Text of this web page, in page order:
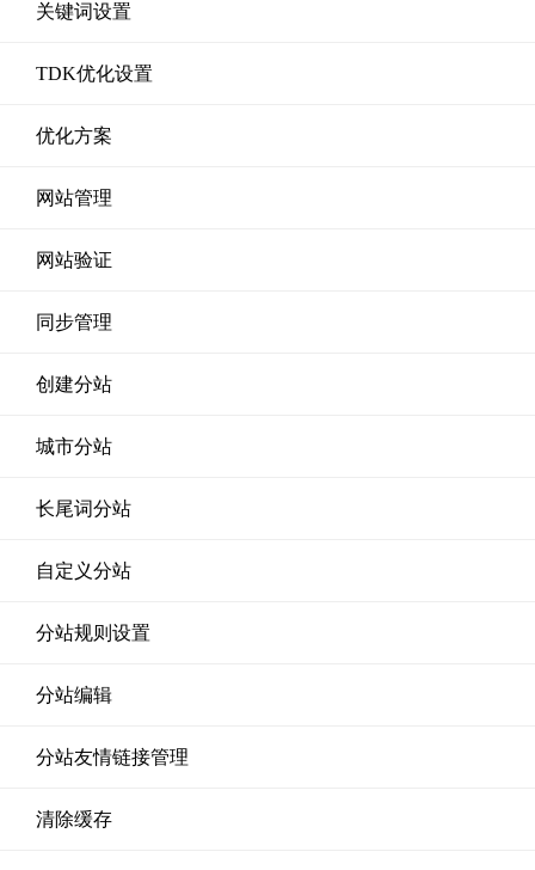
关键词设置
TDK优化设置
优化方案
网站管理
网站验证
同步管理
创建分站
城市分站
长尾词分站
自定义分站
分站规则设置
分站编辑
分站友情链接管理
清除缓存